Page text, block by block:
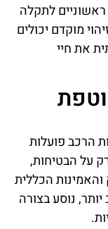
לתקלה
מוקדם יכולים
את חיי
הרכב פועלות
על הבטיחות,
הכללית
נוסע בצורה